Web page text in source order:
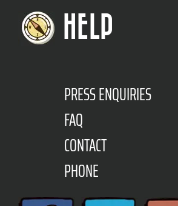
HELP
PRESS ENQUIRIES
FAQ
CONTACT
PHONE